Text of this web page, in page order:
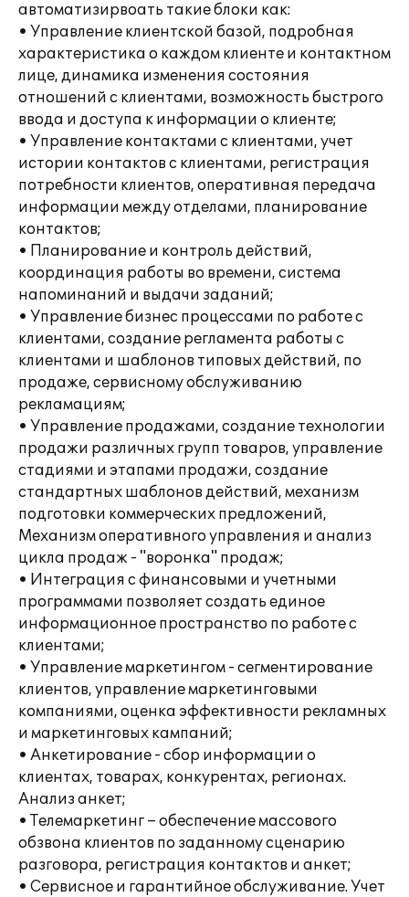
автоматизирвоать такие блоки как:
• Управление клиентской базой, подробная
характеристика о каждом клиенте и контактном
лице, динамика изменения состояния
отношений с клиентами, возможность быстрого
ввода и доступа к информации о клиенте;
• Управление контактами с клиентами, учет
истории контактов с клиентами, регистрация
потребности клиентов, оперативная передача
информации между отделами, планирование
контактов;
• Планирование и контроль действий,
координация работы во времени, система
напоминаний и выдачи заданий;
• Управление бизнес процессами по работе с
клиентами, создание регламента работы с
клиентами и шаблонов типовых действий, по
продаже, сервисному обслуживанию
рекламациям;
• Управление продажами, создание технологии
продажи различных групп товаров, управление
стадиями и этапами продажи, создание
стандартных шаблонов действий, механизм
подготовки коммерческих предложений,
Механизм оперативного управления и анализ
цикла продаж - "воронка" продаж;
• Интеграция с финансовыми и учетными
программами позволяет создать единое
информационное пространство по работе с
клиентами;
• Управление маркетингом - сегментирование
клиентов, управление маркетинговыми
компаниями, оценка эффективности рекламных
и маркетинговых кампаний;
• Анкетирование - сбор информации о
клиентах, товарах, конкурентах, регионах.
Анализ анкет;
• Телемаркетинг – обеспечение массового
обзвона клиентов по заданному сценарию
разговора, регистрация контактов и анкет;
• Сервисное и гарантийное обслуживание. Учет